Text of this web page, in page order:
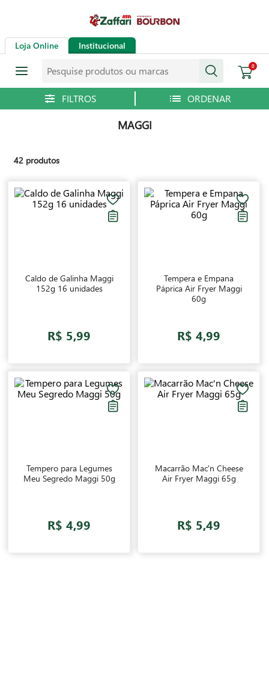
Loja Online Institucional
0
MAGGI
42 produtos
Caldo de Galinha Maggi
152g 16 unidades
R$ 5,99
Tempera e Empana
Páprica Air Fryer Maggi
60g
R$ 4,99
Tempero para Legumes
Meu Segredo Maggi 50g
R$ 4,99
Macarrão Mac'n Cheese
Air Fryer Maggi 65g
R$ 5,49